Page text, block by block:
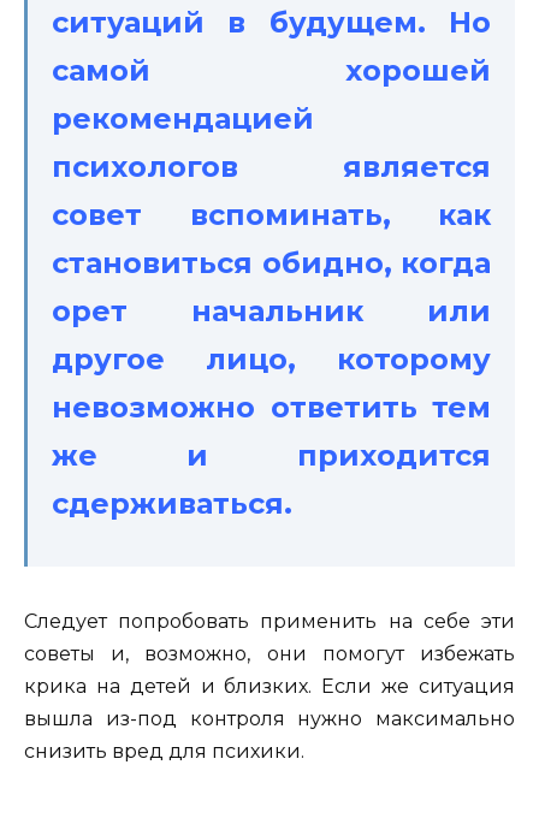
ситуаций в будущем. Но
самой хорошей
рекомендацией
психологов является
совет вспоминать, как
становиться обидно, когда
орет начальник или
другое лицо, которому
невозможно ответить тем
же и приходится
сдерживаться.
Следует попробовать применить на себе эти
советы и, возможно, они помогут избежать
крика на детей и близких. Если же ситуация
вышла из-под контроля нужно максимально
снизить вред для психики.